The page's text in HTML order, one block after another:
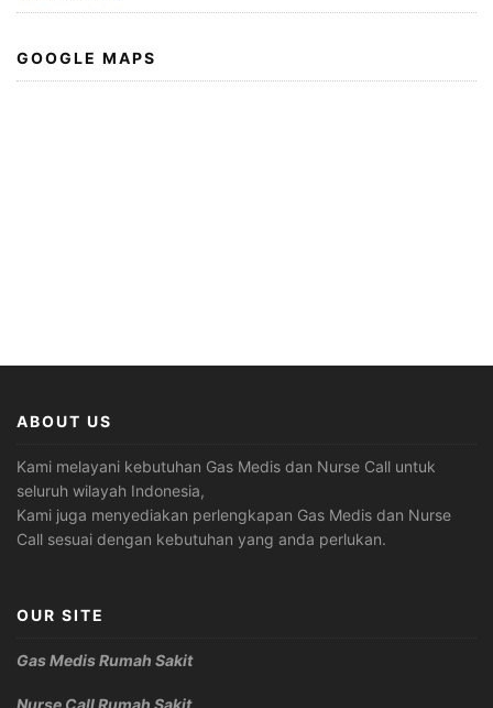
GOOGLE MAPS
ABOUT US
Kami melayani kebutuhan Gas Medis dan Nurse Call untuk
seluruh wilayah Indonesia,
Kami juga menyediakan perlengkapan Gas Medis dan Nurse
Call sesuai dengan kebutuhan yang anda perlukan.
OUR SITE
Gas Medis Rumah Sakit
Nurse Call Rumah Sakit